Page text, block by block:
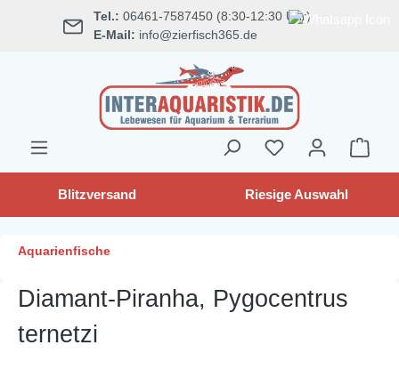
springen Tel.: 06461-7587450 (8:30-12:30 Uhr)
E-Mail: info@zierfisch365.de
Blitzversand Riesige Auswahl
Aquarienfische
Diamant-Piranha, Pygocentrus
ternetzi